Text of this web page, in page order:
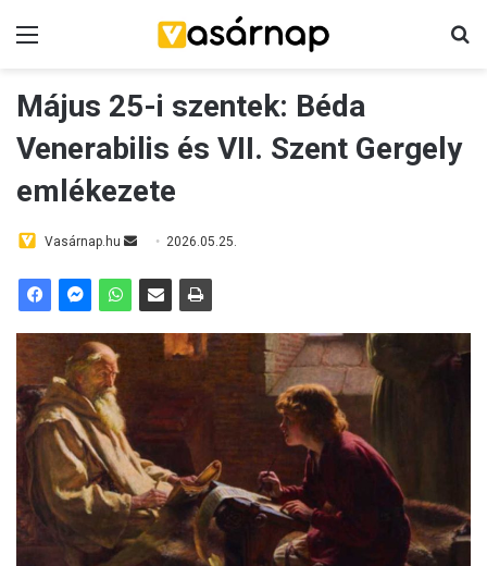
Május 25-i szentek: Béda
Venerabilis és VII. Szent Gergely
emlékezete
Vasárnap.hu
a
i
l
2026.05.25.